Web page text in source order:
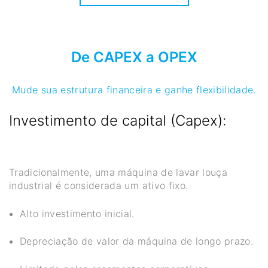
De CAPEX a OPEX
Mude sua estrutura financeira e ganhe flexibilidade.
Investimento de capital (Capex):
Tradicionalmente, uma máquina de lavar louça
industrial é considerada um ativo fixo.
Alto investimento inicial.
Depreciação de valor da máquina de longo prazo.